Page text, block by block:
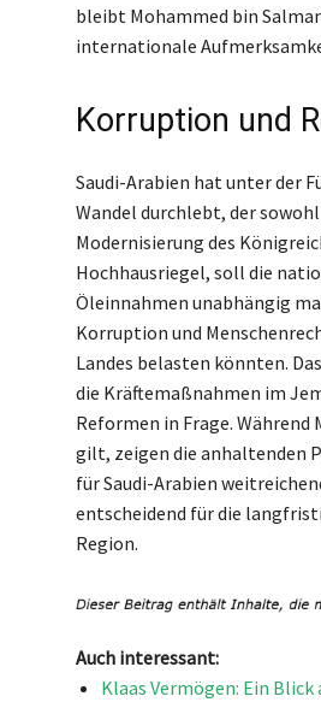
bleibt Mohammed bin
internationale
Korruption und
Saudi-Arabien hat unter der
Wandel durchlebt, der
Modernisierung des
Hochhausriegel, soll die
Öleinnahmen unabhängig
Korruption und
Landes belasten könnten.
die Kräftemaßnahmen im
Reformen in Frage.
gilt, zeigen die anhaltenden
für Saudi-Arabien
entscheidend für die
Region.
Auch interessant:
Klaas Vermögen: Ein